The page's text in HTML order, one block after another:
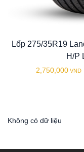
Lốp 275/35R19
H/P
2,750,000 VND
Không có dữ liệu